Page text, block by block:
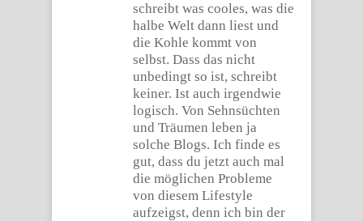
schreibt was cooles, was die
halbe Welt dann liest und
die Kohle kommt von
selbst. Dass das nicht
unbedingt so ist, schreibt
keiner. Ist auch irgendwie
logisch. Von Sehnsüchten
und Träumen leben ja
solche Blogs. Ich finde es
gut, dass du jetzt auch mal
die möglichen Probleme
von diesem Lifestyle
aufzeigst, denn ich bin der